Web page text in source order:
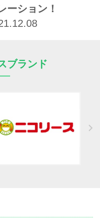
ーション！
ブランド